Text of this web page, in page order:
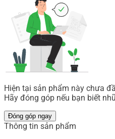
Hiện tại sản phẩm này chưa
Hãy đóng góp nếu bạn biết
Đóng góp ngay
Thông tin sản phẩm